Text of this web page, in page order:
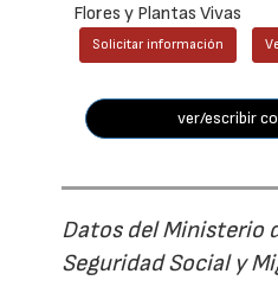
Flores y Plantas Vivas
Solicitar información
ver/escribir
Datos del Ministerio
Seguridad Social y